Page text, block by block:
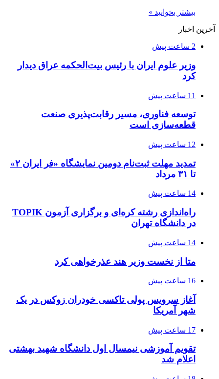
بیشتر بخوانید »
آخرین اخبار
2 ساعت پیش
وزیر علوم ایران با رئیس بیت‌الحکمه عراق دیدار
کرد
11 ساعت پیش
توسعه فناوری، مسیر رقابت‌پذیری صنعت
قطعه‌سازی است
12 ساعت پیش
تمدید مهلت ثبت‌نام دومین نمایشگاه «فر ایران ۲»
تا ۳۱ مرداد
14 ساعت پیش
راه‌اندازی رشته کره‌ای و برگزاری آزمون TOPIK
در دانشگاه تهران
14 ساعت پیش
متا از نخست وزیر هند عذرخواهی کرد
16 ساعت پیش
آغاز سرویس پولی تاکسی خودران زوکس در یک
شهر آمریکا
17 ساعت پیش
تقویم آموزشی نیمسال اول دانشگاه شهید بهشتی
اعلام شد